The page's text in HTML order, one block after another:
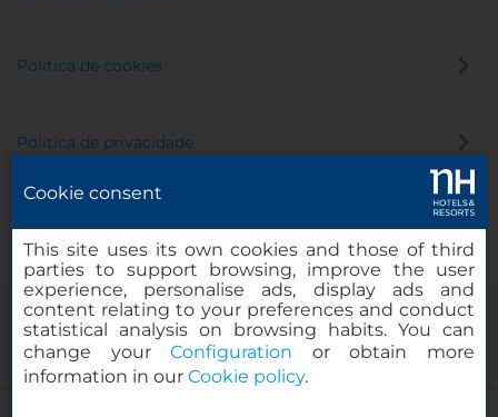
Política de cookies
Política de privacidade
Cookie consent
This site uses its own cookies and those of third
parties to support browsing, improve the user
experience, personalise ads, display ads and
content relating to your preferences and conduct
statistical analysis on browsing habits. You can
change yourConfiguration or obtain more
information in our Cookie policy.